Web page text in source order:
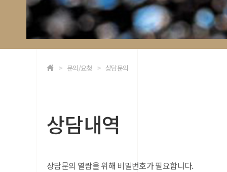
문의/요청 상담문의
상담내역
상담문의 열람을 위해 비밀번호가 필요합니다.